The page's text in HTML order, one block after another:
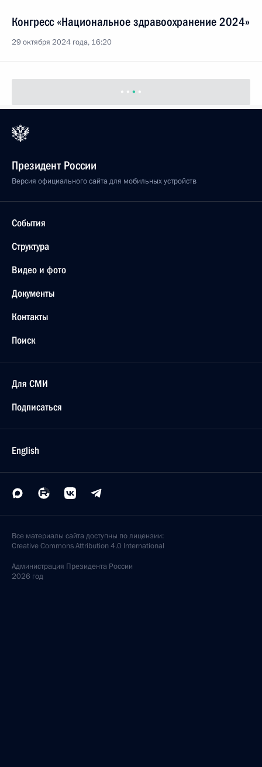
Конгресс «Национальное здравоохранение 2024»
29 октября 2024 года, 16:20
Президент России
Версия официального сайта для мобильных устройств
События
Структура
Видео и фото
Документы
Контакты
Поиск
Для СМИ
Подписаться
English
Все материалы сайта доступны по лицензии:
Creative Commons Attribution 4.0 International
Администрация Президента России
2026 год